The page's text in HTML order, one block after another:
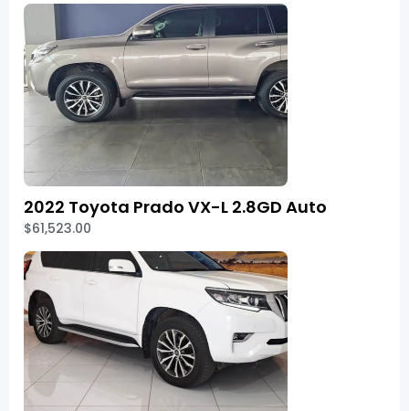
2022 Toyota Prado VX-L 2.8GD Auto
$61,523.00